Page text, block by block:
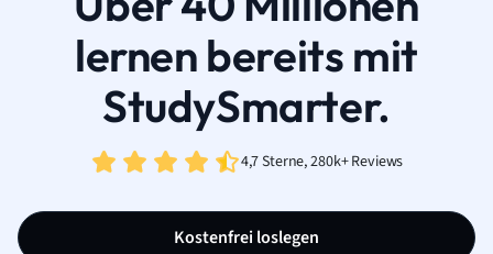
lernen bereits mit
StudySmarter.
4,7 Sterne, 280k+ Reviews
Kostenfrei loslegen